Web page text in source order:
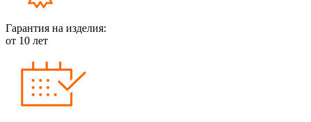
Гарантия на изделия:
от 10 лет